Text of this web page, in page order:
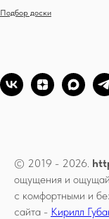
Подбор доски
© 2019 - 2026.
ощущения и ощущай
с комфортными и
сайта - Кирилл